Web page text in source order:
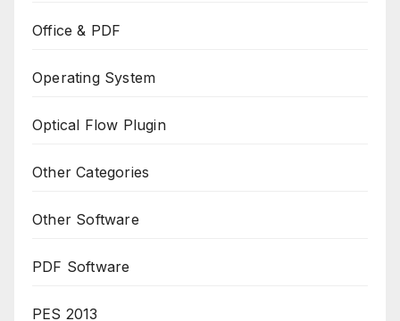
Office & PDF
Operating System
Optical Flow Plugin
Other Categories
Other Software
PDF Software
PES 2013